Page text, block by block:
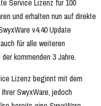
Service Lizenz für 100
und erhalten nun auf direkte
v4.40 Update
für alle weiteren
kommenden 3 Jahre.
Lizenz beginnt mit dem
SwyxWare, jedoch